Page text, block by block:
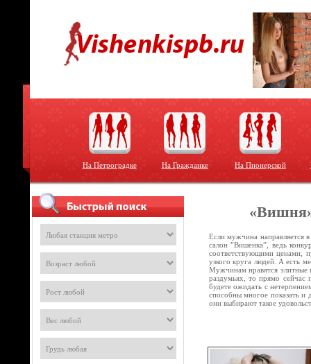
На Петроградке На Гражданке На Пионерской
Если мужчина направляется
салон ”Вишенка”, ведь
соответствующими ценами,
узкого круга людей. А есть
Мужчинам нравятся элитные
раздумьях, то прямо сейчас
будете ожидать с
способны многое показать и
они выбирают такое